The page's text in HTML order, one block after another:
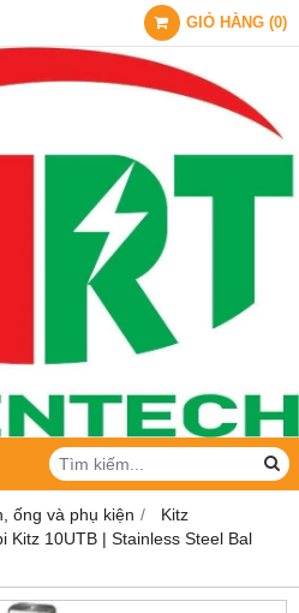
GIỎ HÀNG (0)
ống và phụ kiện
Kitz
Kitz 10UTB | Stainless Steel Bal